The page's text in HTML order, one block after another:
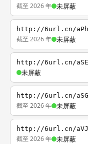
截至 2026 年 未屏蔽
http://6url.cn/aPh
截至 2026 年 未屏蔽
http://6url.cn/aSE
未屏蔽
http://6url.cn/aSG
截至 2026 年 未屏蔽
http://6url.cn/aVJ
截至 2026 年 未屏蔽